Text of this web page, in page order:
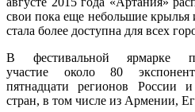
свои пока еще небольшие крылья
стала более доступна для всех
В фестивальной ярмарке
участие около 80
пятнадцати регионов России
стран, в том числе из Армении,